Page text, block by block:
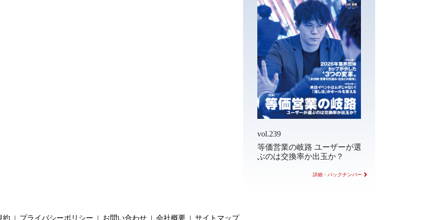
vol.239
等価営業の岐路 ユーザーが選
ぶのは交換率か出玉か？
詳細・バックナンバー
約 | プライバシーポリシー | お問い合わせ | 会社概要 | サイトマップ